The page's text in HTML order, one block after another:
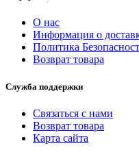
О нас
Информация о
Политика
Возврат товара
Служба поддержки
Связаться с нами
Возврат товара
Карта сайта